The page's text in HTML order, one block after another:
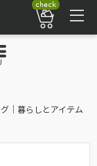
check
｜暮らしとアイテム